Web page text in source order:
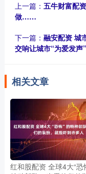
上一篇： 五牛财富配
做……
下一篇： 融安配资 城
交响让城市“为爱发声”
相关文章
红和股配资 全球4大“恐